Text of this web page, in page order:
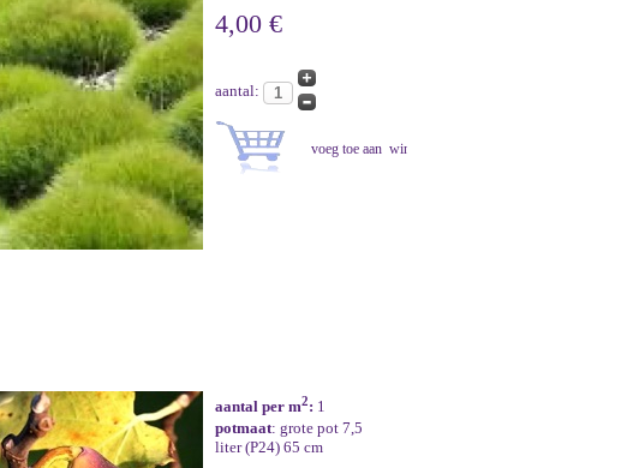
4,00 €
aantal:
aantal per m2: 1
potmaat: grote pot 7,5
liter (P24) 65 cm